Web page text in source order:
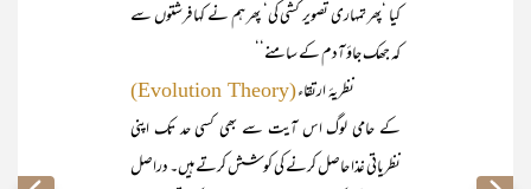
کیا ‘پھر تمہاری تصویر کشی کی‘ پھر ہم نے کہا فرشتوں سے
کہ جھک جاؤ آدم کے سامنے‘‘
نظریۂ ارتقاء(Evolution Theory)
کے حامی لوگ اس آیت سے بھی کسی حد تک اپنی
نظریاتی غذا حاصل کرنے کی کوشش کرتے ہیں۔ دراصل